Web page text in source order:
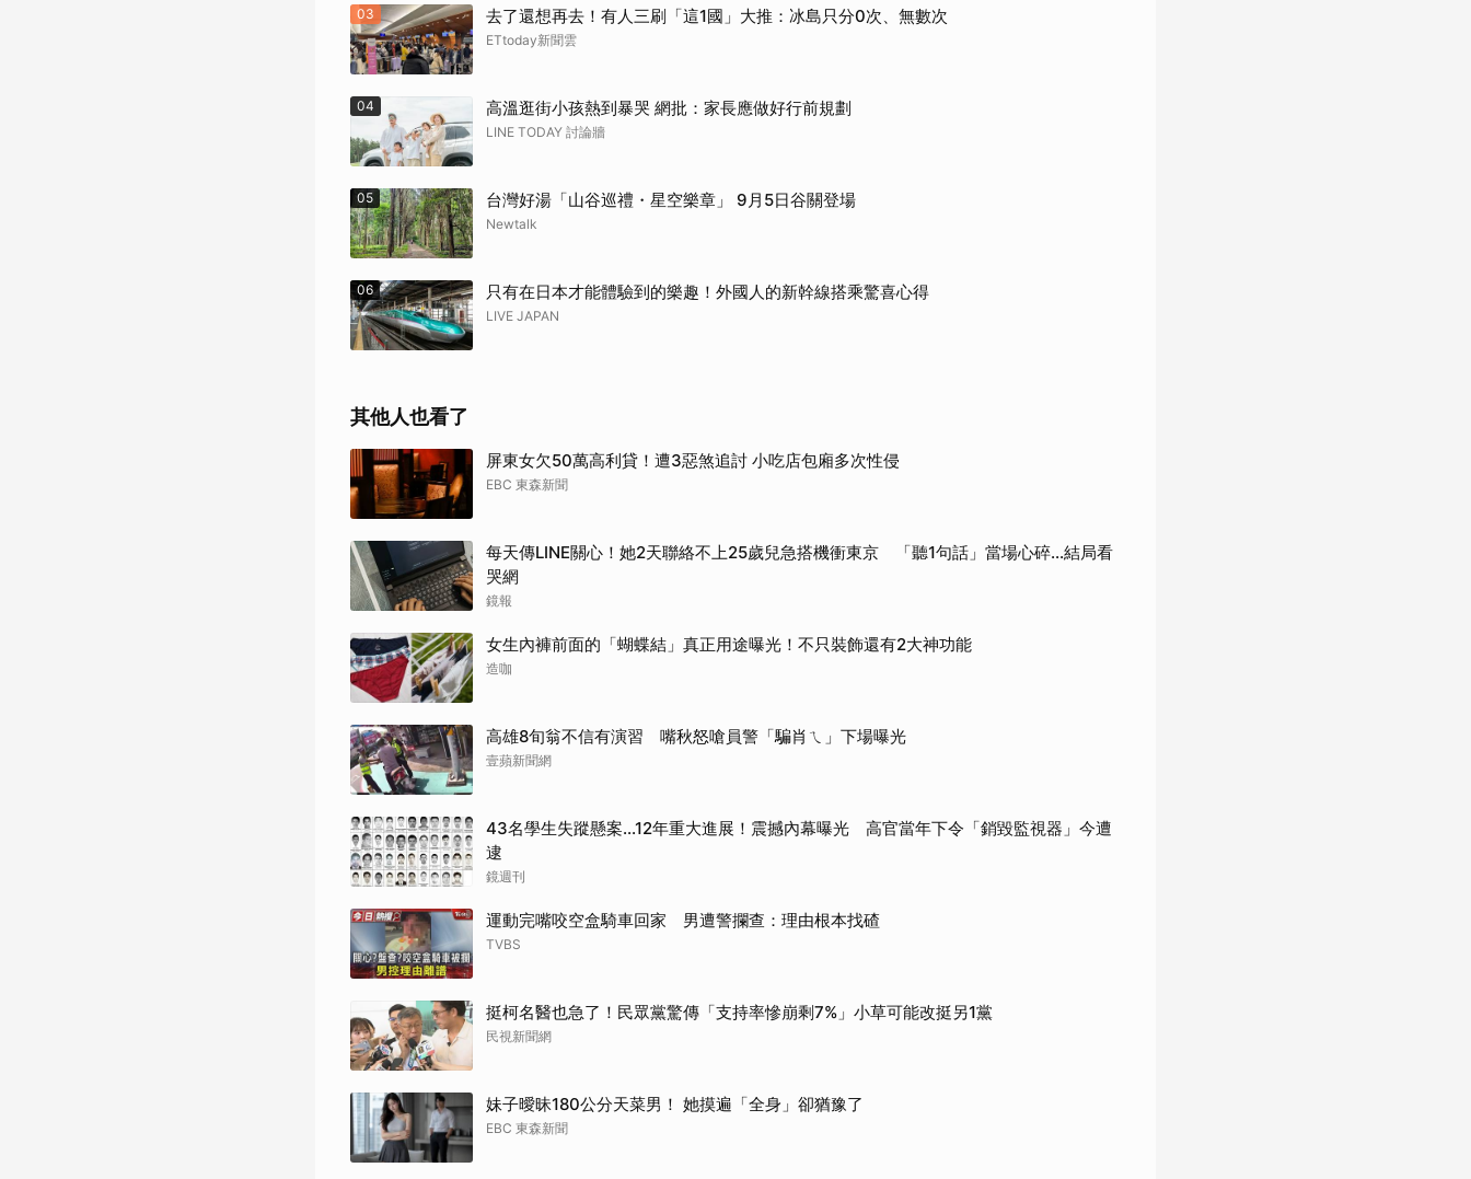
03 去了還想再去！有人三刷「這1國」大推：冰島只分0次、無數次
ETtoday新聞雲
04 高溫逛街小孩熱到暴哭 網批：家長應做好行前規劃
LINE TODAY 討論牆
05 台灣好湯「山谷巡禮・星空樂章」 9月5日谷關登場
Newtalk
06 只有在日本才能體驗到的樂趣！外國人的新幹線搭乘驚喜心得
LIVE JAPAN
其他人也看了
屏東女欠50萬高利貸！遭3惡煞追討 小吃店包廂多次性侵
EBC 東森新聞
每天傳LINE關心！她2天聯絡不上25歲兒急搭機衝東京 「聽1句話」當場心碎...結局看
哭網
鏡報
女生內褲前面的「蝴蝶結」真正用途曝光！不只裝飾還有2大神功能
造咖
高雄8旬翁不信有演習 嘴秋怒嗆員警「騙肖ㄟ」下場曝光
壹蘋新聞網
43名學生失蹤懸案...12年重大進展！震撼內幕曝光 高官當年下令「銷毀監視器」今遭
逮
鏡週刊
運動完嘴咬空盒騎車回家 男遭警攔查：理由根本找碴
TVBS
挺柯名醫也急了！民眾黨驚傳「支持率慘崩剩7%」小草可能改挺另1黨
民視新聞網
妹子曖昧180公分天菜男！ 她摸遍「全身」卻猶豫了
EBC 東森新聞
取消